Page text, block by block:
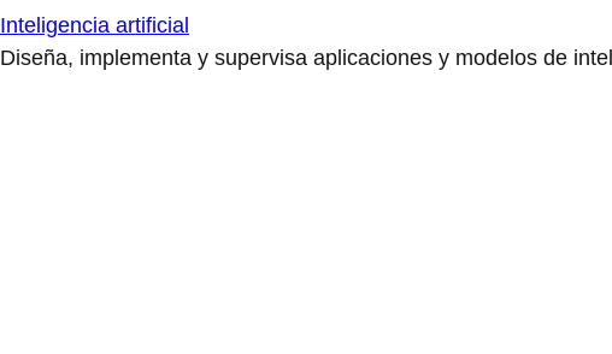
Inteligencia artificial
Diseña, implementa y supervisa aplicaciones y modelos de